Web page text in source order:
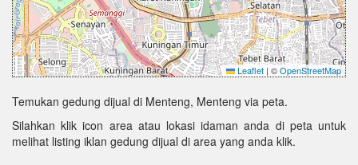
Leaflet | ©OpenStreetMap
Temukan gedung dijual di Menteng, Menteng via peta.
Silahkan klik icon area atau lokasi idaman anda di peta untuk
melihat listing iklan gedung dijual di area yang anda klik.